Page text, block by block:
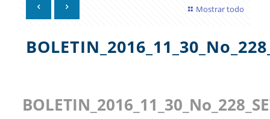
Mostrar todo